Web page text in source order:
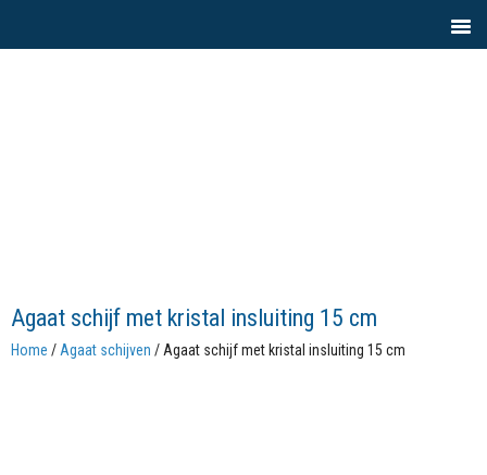
Agaat schijf met kristal insluiting 15 cm
Home / Agaat schijven / Agaat schijf met kristal insluiting 15 cm